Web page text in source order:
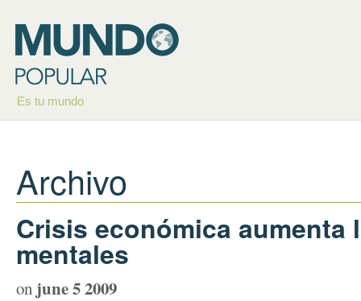
Es tu mundo
Archivo
Crisis económica aumenta
mentales
on june 5 2009